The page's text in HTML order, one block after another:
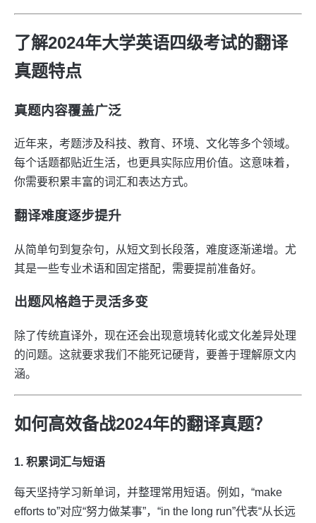
了解2024年大学英语四级考试的翻译
真题特点
真题内容覆盖广泛
近年来，考题涉及科技、教育、环境、文化等多个领域。
每个话题都贴近生活，也更具实际应用价值。这意味着，
你需要积累丰富的词汇和表达方式。
翻译难度逐步提升
从简单句到复杂句，从短文到长段落，难度逐渐递增。尤
其是一些专业术语和固定搭配，需要提前准备好。
出题风格趋于灵活多变
除了传统直译外，现在还会出现意境转化或文化差异处理
的问题。这就要求我们不能死记硬背，要善于理解原文内
涵。
如何高效备战2024年的翻译真题？
1. 积累词汇与短语
每天坚持学习新单词，并整理常用短语。例如，“make
efforts to”对应“努力做某事”，“in the long run”代表“从长远